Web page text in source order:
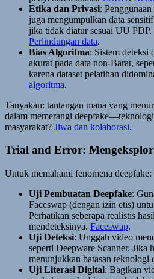
Etika dan Privasi:
juga mengumpulkan data
jika tidak diatur sesuai UU PDP.
Perlindungan data.
Bias Algoritma: Sistem deteksi
akurat pada data non-Barat,
karena dataset pelatihan
algoritma.
Tanyakan: tantangan mana yang
dalam memerangi
masyarakat? Jiwa dan kolaborasi.
Trial and Error:
Untuk memahami fenomena deepfake:
Uji Pembuatan Deepfake:
Faceswap (dengan izin etis)
Perhatikan seberapa realistis
mendeteksinya. Faceswap.
Uji Deteksi: Unggah video
seperti Deepware Scanner. Jika
menunjukkan batasan teknologi
Uji Literasi Digital: Bagikan